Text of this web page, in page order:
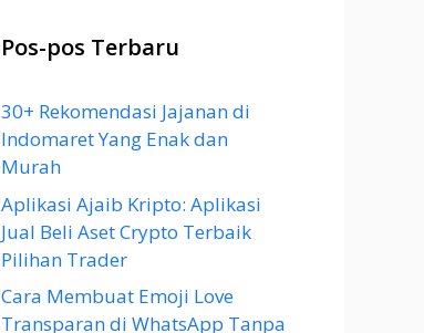
Pos-pos Terbaru
30+ Rekomendasi Jajanan di
Indomaret Yang Enak dan
Murah
Aplikasi Ajaib Kripto: Aplikasi
Jual Beli Aset Crypto Terbaik
Pilihan Trader
Cara Membuat Emoji Love
Transparan di WhatsApp Tanpa